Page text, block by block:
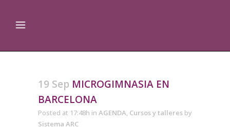
19 Sep MICROGIMNASIA EN
BARCELONA
Posted at 17:48h in AGENDA, Cursos y talleres by
Sistema ARC